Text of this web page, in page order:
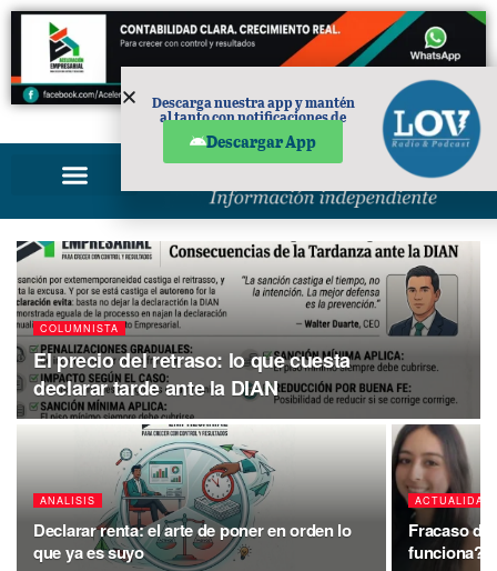
PUBLICIDAD
COLUMNISTA
El precio del retraso: lo que cuesta
declarar tarde ante la DIAN
ANALISIS
Declarar renta: el arte de poner en orden lo
que ya es suyo
ACTUALIDAD
Fracaso
funciona?
Descarga nuestra app y mantén
al tanto con notificaciones de
Descargar App